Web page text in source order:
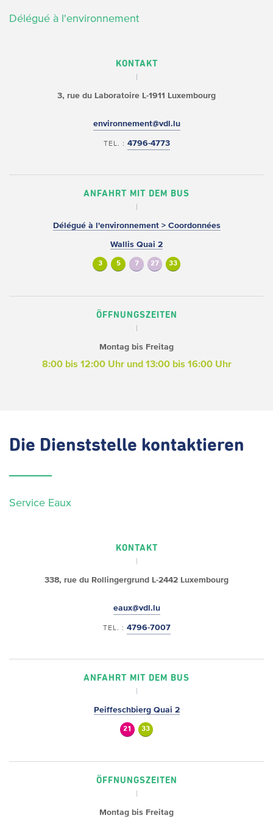
Délégué à l'environnement
KONTAKT
3, rue du Laboratoire L-1911 Luxembourg
environnement@vdl.lu
TEL. : 4796-4773
ANFAHRT MIT DEM BUS
Délégué à l'environnement > Coordonnées
Wallis Quai 2
3 5 7 27 33
ÖFFNUNGSZEITEN
Montag bis Freitag
8:00 bis 12:00 Uhr und 13:00 bis 16:00 Uhr
Die Dienststelle kontaktieren
Service Eaux
KONTAKT
338, rue du Rollingergrund L-2442 Luxembourg
eaux@vdl.lu
TEL. : 4796-7007
ANFAHRT MIT DEM BUS
Peiffeschbierg Quai 2
21 33
ÖFFNUNGSZEITEN
Montag bis Freitag